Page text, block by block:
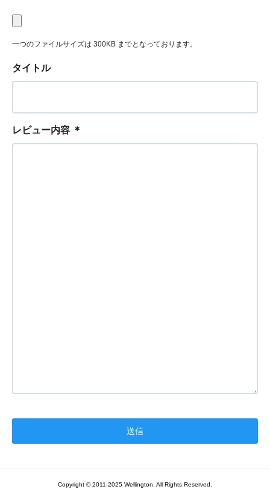
一つのファイルサイズは 300KB までとなっております。
タイトル
レビュー内容 ＊
Copyright © 2011-2025 Wellington. All Rights Reserved.